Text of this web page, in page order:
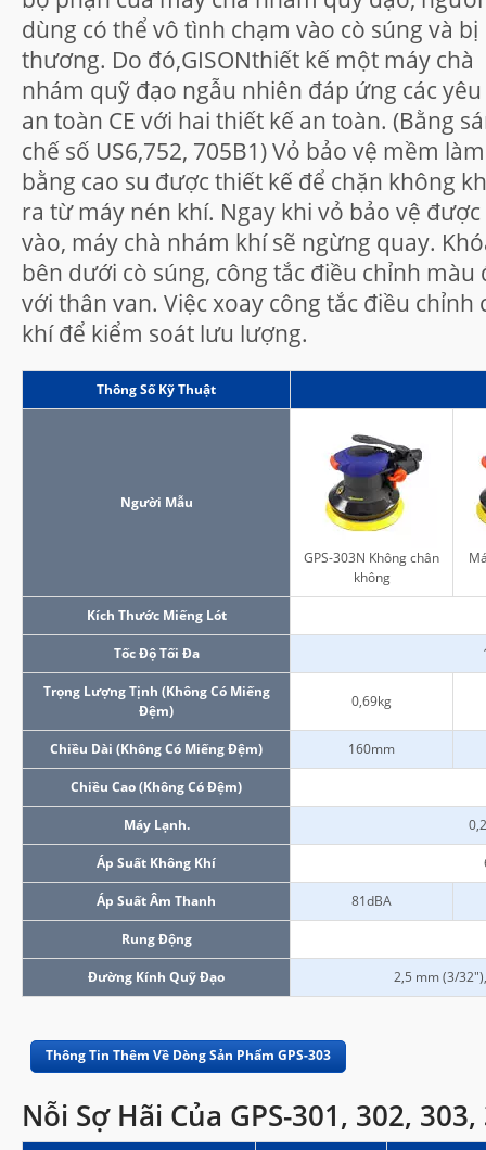
dùng có thể vô tình chạm vào cò súng và bị
thương. Do đó,GISONthiết kế một máy chà
nhám quỹ đạo ngẫu nhiên đáp ứng các
an toàn CE với hai thiết kế an toàn. (Bằng
chế số US6,752, 705B1) Vỏ bảo vệ mềm làm
bằng cao su được thiết kế để chặn không
ra từ máy nén khí. Ngay khi vỏ bảo vệ
vào, máy chà nhám khí sẽ ngừng quay.
bên dưới cò súng, công tắc điều chỉnh
với thân van. Việc xoay công tắc điều
khí để kiểm soát lưu lượng.
Thông Số Kỹ Thuật
Người Mẫu
GPS-303N Không chân
không
Kích Thước Miếng Lót
Tốc Độ Tối Đa
Trọng Lượng Tịnh (không Có Miếng
Đệm)
0,69kg
Chiều Dài (không Có Miếng Đệm) 160mm
Chiều Cao (không Có Đệm)
Máy Lạnh.
Áp Suất Không Khí
Áp Suất Âm Thanh 81dBA
Rung Động
Đường Kính Quỹ Đạo 2,5 mm (3/
Thông Tin Thêm Về Dòng Sản Phẩm GPS-303
Nỗi Sợ Hãi Của GPS-301, 302, 303,